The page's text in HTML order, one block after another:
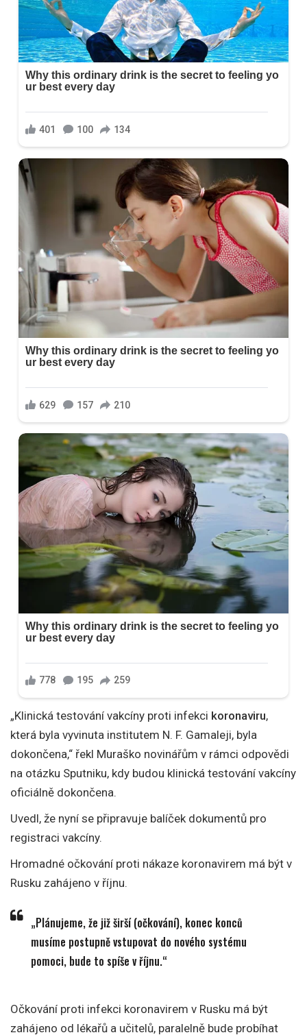
„Klinická testování vakcíny proti infekci koronaviru,
která byla vyvinuta institutem N. F. Gamaleji, byla
dokončena,“ řekl Muraško novinářům v rámci odpovědi
na otázku Sputniku, kdy budou klinická testování vakcíny
oficiálně dokončena.
Uvedl, že nyní se připravuje balíček dokumentů pro
registraci vakcíny.
Hromadné očkování proti nákaze koronavirem má být v
Rusku zahájeno v říjnu.
„Plánujeme, že již širší (očkování), konec konců
musíme postupně vstupovat do nového systému
pomoci, bude to spíše v říjnu.“
Očkování proti infekci koronavirem v Rusku má být
zahájeno od lékařů a učitelů, paralelně bude probíhat